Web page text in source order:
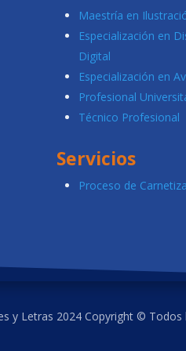
Maestría en
Especialización en
Digital
Especialización en
Profesional
Técnico Profesional
Servicios
Proceso de
y Letras 2024 Copyright ©